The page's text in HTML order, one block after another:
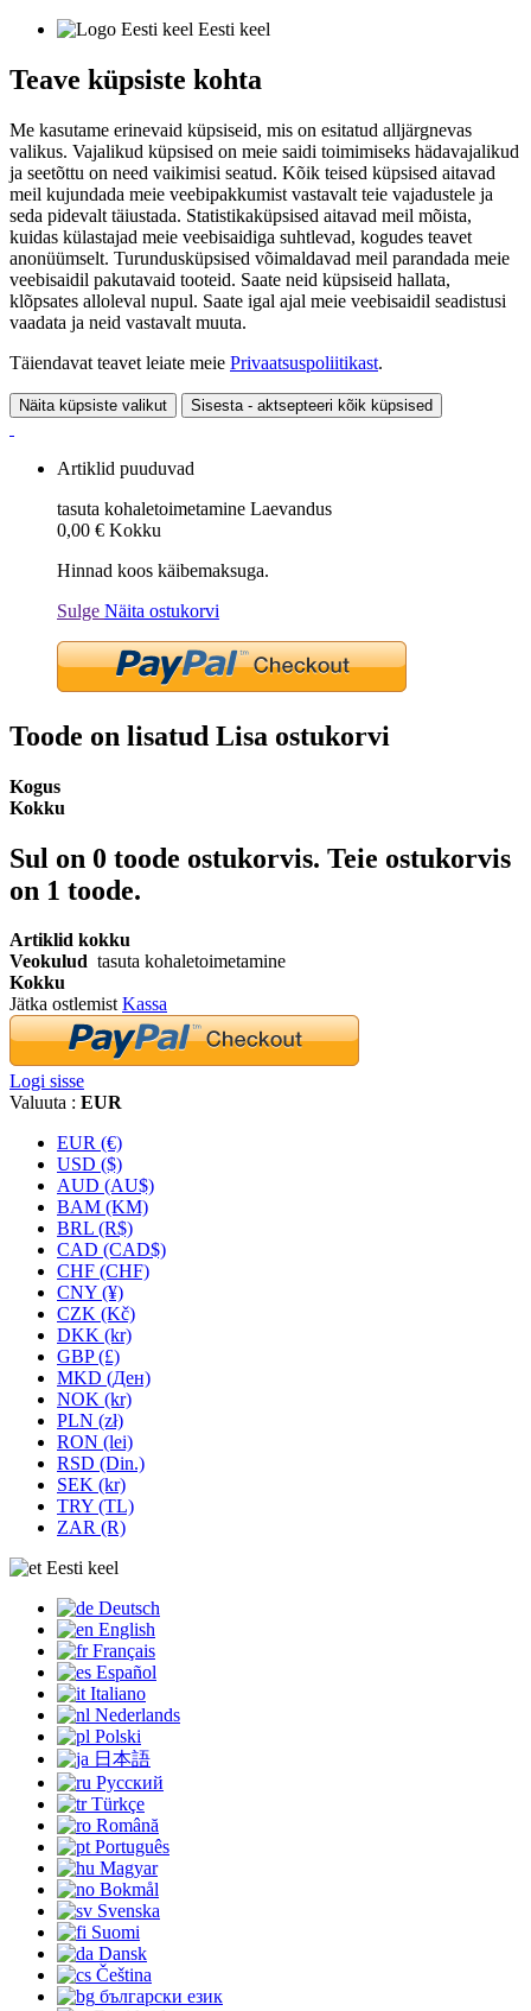
Eesti keel
Teave küpsiste kohta
Me kasutame erinevaid küpsiseid, mis on esitatud alljärgnevas
valikus. Vajalikud küpsised on meie saidi toimimiseks hädavajalikud
ja seetõttu on need vaikimisi seatud. Kõik teised küpsised aitavad
meil kujundada meie veebipakkumist vastavalt teie vajadustele ja
seda pidevalt täiustada. Statistikaküpsised aitavad meil mõista,
kuidas külastajad meie veebisaidiga suhtlevad, kogudes teavet
anonüümselt. Turundusküpsised võimaldavad meil parandada meie
veebisaidil pakutavaid tooteid. Saate neid küpsiseid hallata,
klõpsates alloleval nupul. Saate igal ajal meie veebisaidil seadistusi
vaadata ja neid vastavalt muuta.
Täiendavat teavet leiate meie Privaatsuspoliitikast.
Näita küpsiste valikut Sisesta - aktsepteeri kõik küpsised
Artiklid puuduvad
tasuta kohaletoimetamine Laevandus
0,00 € Kokku
Hinnad koos käibemaksuga.
Sulge Näita ostukorvi
Toode on lisatud Lisa ostukorvi
Kogus
Kokku
Sul on 0 toode ostukorvis. Teie ostukorvis
on 1 toode.
Artiklid kokku
Veokulud tasuta kohaletoimetamine
Kokku
Jätka ostlemistKassa
Logi sisse
Valuuta : EUR
EUR (€)
USD ($)
AUD (AU$)
BAM (KM)
BRL (R$)
CAD (CAD$)
CHF (CHF)
CNY (¥)
CZK (Kč)
DKK (kr)
GBP (£)
MKD (Ден)
NOK (kr)
PLN (zł)
RON (lei)
RSD (Din.)
SEK (kr)
TRY (TL)
ZAR (R)
Eesti keel
Deutsch
English
Français
Español
Italiano
Nederlands
Polski
日本語
Русский
Türkçe
Română
Português
Magyar
Bokmål
Svenska
Suomi
Dansk
Čeština
български език